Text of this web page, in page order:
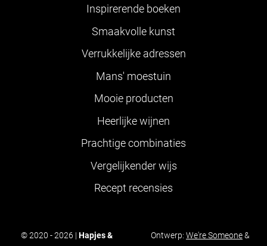
Inspirerende boeken
Smaakvolle kunst
Verrukkelijke adressen
Mans' moestuin
Mooie producten
Heerlijke wijnen
Prachtige combinaties
Vergelijkender wijs
Recept recensies
© 2020 - 2026 | Hapjes &
Ontwerp: We're Someone&